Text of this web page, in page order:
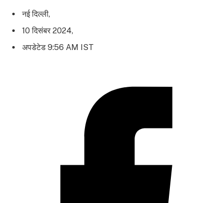
नई दिल्ली,
10 दिसंबर 2024,
अपडेटेड 9:56 AM IST